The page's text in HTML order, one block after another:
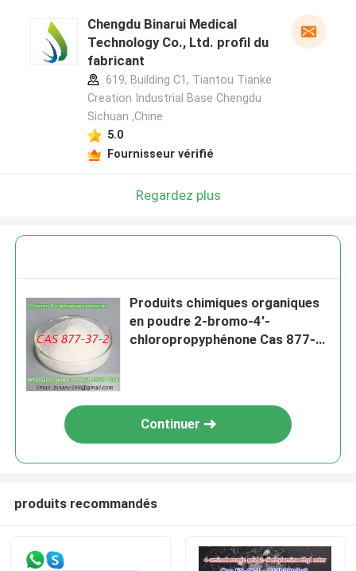
Chengdu Binarui Medical
Technology Co., Ltd. profil du
fabricant
619, Building C1, Tiantou Tianke
Creation Industrial Base Chengdu
Sichuan ,Chine
5.0
Fournisseur vérifié
Regardez plus
Produits chimiques organiques
en poudre 2-bromo-4'-
chloropropyphénone Cas 877-
Continuer
produits recommandés